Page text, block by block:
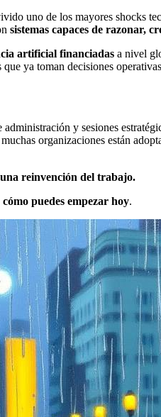
uno de los mayores
sistemas capaces de razonar,
artificial financiadas a nivel
ya toman decisiones
y sesiones
organizaciones están
reinvención del trabajo.
cómo puedes empezar hoy.